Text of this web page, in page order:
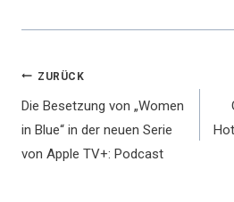
ZURÜCK
Die Besetzung von „Women
in Blue“ in der neuen Serie
von Apple TV+: Podcast